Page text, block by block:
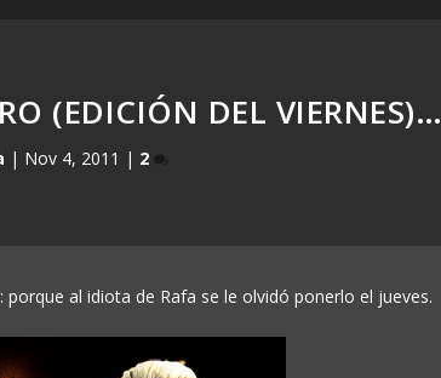
(EDICIÓN DEL VIERNES)…
| Nov 4, 2011 | 2
al idiota de Rafa se le olvidó ponerlo el jueves.